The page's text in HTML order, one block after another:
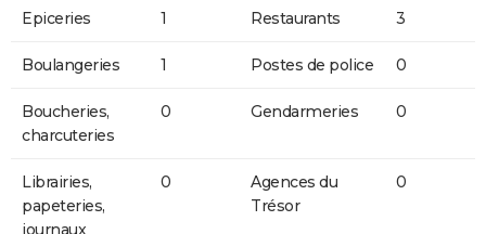
Epiceries 1 Restaurants 3
Boulangeries 1 Postes de police 0
Boucheries,
charcuteries
0 Gendarmeries 0
Librairies,
papeteries,
journaux
0
Agences du
Trésor
0